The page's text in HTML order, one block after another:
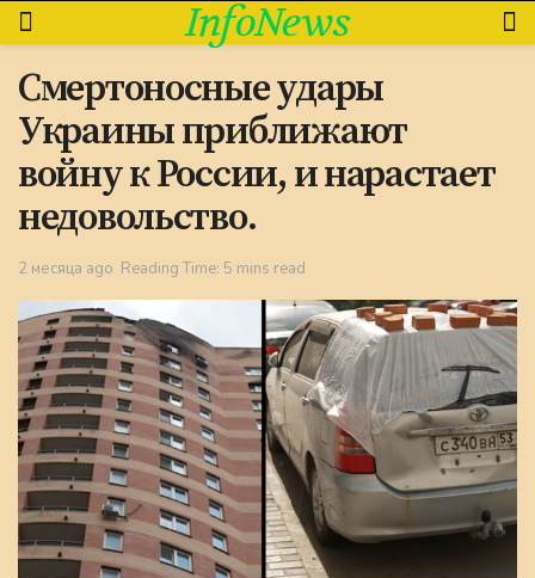
InfoNews
Смертоносные удары
Украины приближают
войну к России, и нарастает
недовольство.
2 месяца ago Reading Time: 5 mins read